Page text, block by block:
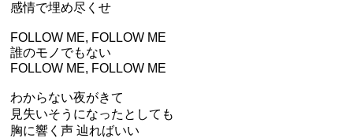
感情で埋め尽くせ
FOLLOW ME, FOLLOW ME
誰のモノでもない
FOLLOW ME, FOLLOW ME
わからない夜がきて
見失いそうになったとしても
胸に響く声 辿ればいい